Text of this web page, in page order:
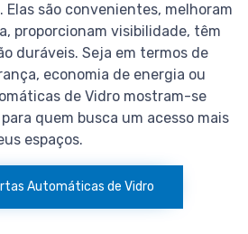
são convenientes, melhoram
proporcionam visibilidade, têm
duráveis. Seja em termos de
economia de energia ou
de Vidro mostram-se
quem busca um acesso mais
espaços.
Automáticas de Vidro